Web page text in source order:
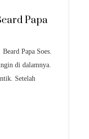
Papa
Papa Soes.
di dalamnya.
Setelah